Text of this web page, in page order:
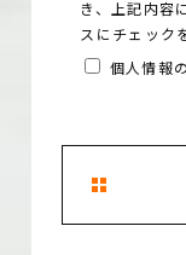
き、上記内容
スにチェック
個人情報